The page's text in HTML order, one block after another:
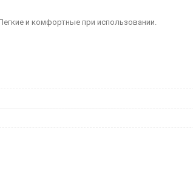
и комфортные при использовании.